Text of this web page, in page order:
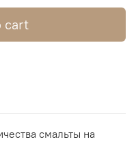
cart
смальты на